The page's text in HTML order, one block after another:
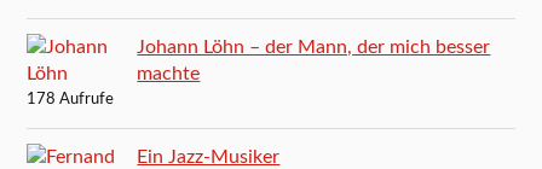
Johann Löhn – der Mann, der mich besser
machte
178 Aufrufe
Ein Jazz-Musiker